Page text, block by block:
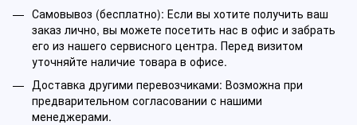
Самовывоз (бесплатно): Если вы хотите получить ваш
заказ лично, вы можете посетить нас в офис и забрать
его из нашего сервисного центра. Перед визитом
уточняйте наличие товара в офисе.
Доставка другими перевозчиками: Возможна при
предварительном согласовании с нашими
менеджерами.